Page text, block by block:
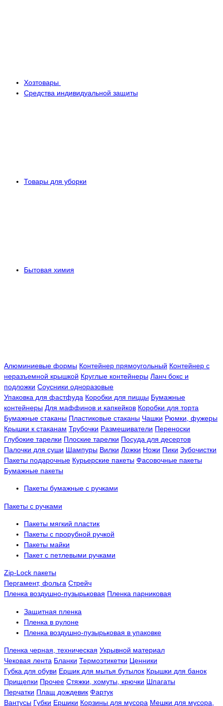
Хозтовары
Средства индивидуальной защиты
Товары для уборки
Бытовая химия
Алюминиевые формы Контейнер прямоугольный Контейнер с
неразъемной крышкой Круглые контейнеры Ланч бокс и
подложки Соусники одноразовые
Упаковка для фастфуда Коробки для пиццы Бумажные
контейнеры Для маффинов и капкейков Коробки для торта
Бумажные стаканы Пластиковые стаканы Чашки Рюмки, фужеры
Крышки к стаканам Трубочки Размешиватели Переноски
Глубокие тарелки Плоские тарелки Посуда для десертов
Палочки для суши Шампуры Вилки Ложки Ножи Пики Зубочистки
Пакеты подарочные Курьерские пакеты Фасовочные пакеты
Бумажные пакеты
Пакеты бумажные с ручками
Пакеты с ручками
Пакеты мягкий пластик
Пакеты с прорубной ручкой
Пакеты майки
Пакет с петлевыми ручками
Zip-Lock пакеты
Пергамент, фольга Стрейч
Пленка воздушно-пузырьковая Пленка парниковая
Защитная пленка
Пленка в рулоне
Пленка воздушно-пузырьковая в упаковке
Пленка черная, техническая Укрывной материал
Чековая лента Бланки Термоэтикетки Ценники
Губка для обуви Ершик для мытья бутылок Крышки для банок
Прищепки Прочее Стяжки, хомуты, крючки Шпагаты
Перчатки Плащ дождевик Фартук
Вантусы Губки Ершики Корзины для мусора Мешки для мусора,